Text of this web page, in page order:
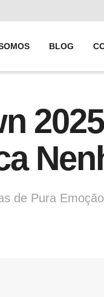
BLOG
de Pura